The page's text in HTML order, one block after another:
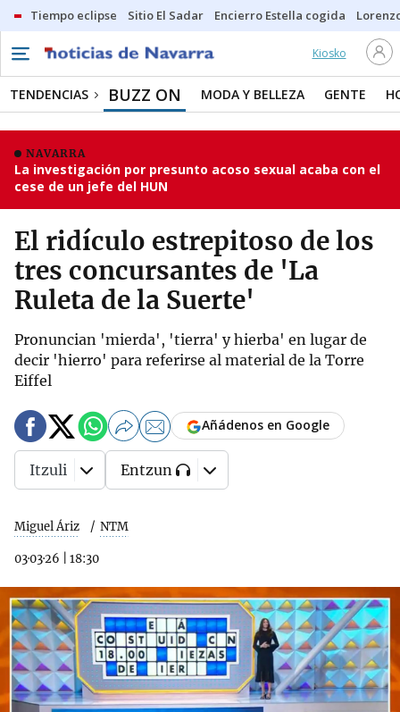
Tiempo eclipse Sitio El Sadar Encierro Estella cogida
Kiosko
TENDENCIAS BUZZ ON MODA Y BELLEZA GENTE
NAVARRA
La investigación por presunto acoso sexual acaba con el
cese de un jefe del HUN
El ridículo estrepitoso de los
tres concursantes de 'La
Ruleta de la Suerte'
Pronuncian 'mierda', 'tierra' y hierba' en lugar de
decir 'hierro' para referirse al material de la Torre
Eiffel
Miguel Áriz NTM
03·03·26 18:30
Añádenos en Google
Itzuli Entzun